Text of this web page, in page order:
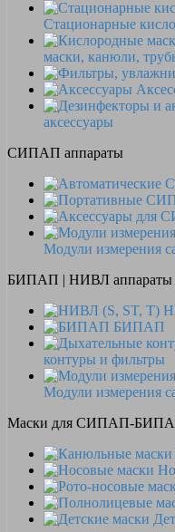
Стационарные
маски, канюли,
аксессуары
СИПАП аппараты
Модули измерения
БИПАП | НИВЛ аппараты
БИПАП
контуры и фильтры
Модули измерения
Маски для СИПАП-